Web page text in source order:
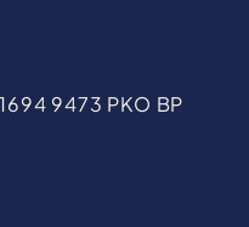
9473 PKO BP